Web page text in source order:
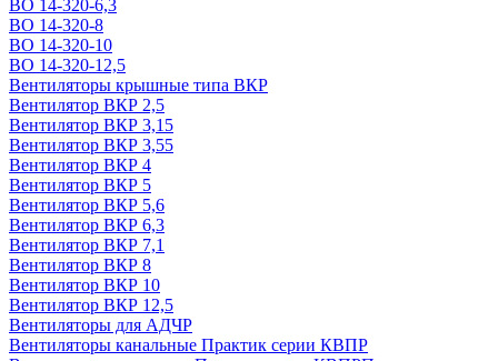
ВО 14-320-6,3
ВО 14-320-8
ВО 14-320-10
ВО 14-320-12,5
Вентиляторы крышные типа ВКР
Вентилятор ВКР 2,5
Вентилятор ВКР 3,15
Вентилятор ВКР 3,55
Вентилятор ВКР 4
Вентилятор ВКР 5
Вентилятор ВКР 5,6
Вентилятор ВКР 6,3
Вентилятор ВКР 7,1
Вентилятор ВКР 8
Вентилятор ВКР 10
Вентилятор ВКР 12,5
Вентиляторы для АДЧР
Вентиляторы канальные Практик серии КВПР